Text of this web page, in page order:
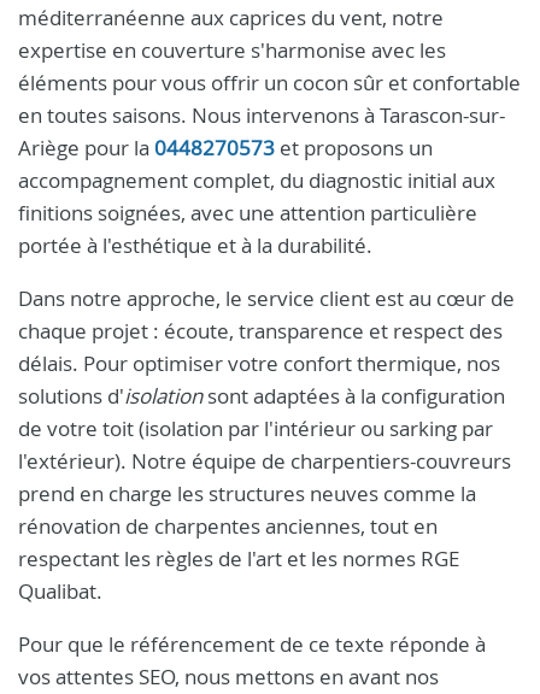
méditerranéenne aux caprices du vent, notre
expertise en couverture s'harmonise avec les
éléments pour vous offrir un cocon sûr et confortable
en toutes saisons. Nous intervenons à Tarascon-sur-
Ariège pour la 0448270573 et proposons un
accompagnement complet, du diagnostic initial aux
finitions soignées, avec une attention particulière
portée à l'esthétique et à la durabilité.
Dans notre approche, le service client est au cœur de
chaque projet : écoute, transparence et respect des
délais. Pour optimiser votre confort thermique, nos
solutions d'isolationsont adaptées à la configuration
de votre toit (isolation par l'intérieur ou sarking par
l'extérieur). Notre équipe de charpentiers-couvreurs
prend en charge les structures neuves comme la
rénovation de charpentes anciennes, tout en
respectant les règles de l'art et les normes RGE
Qualibat.
Pour que le référencement de ce texte réponde à
vos attentes SEO, nous mettons en avant nos